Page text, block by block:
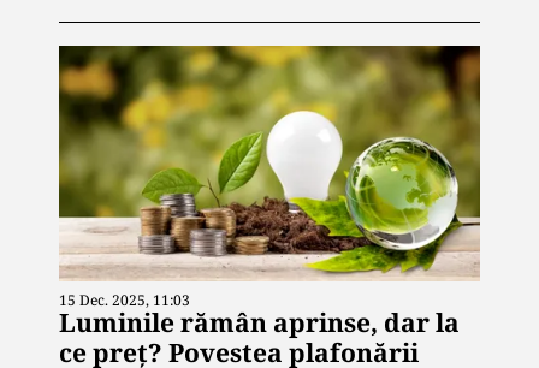
15 Dec. 2025, 11:03
Luminile rămân aprinse, dar la
ce preț? Povestea plafonării